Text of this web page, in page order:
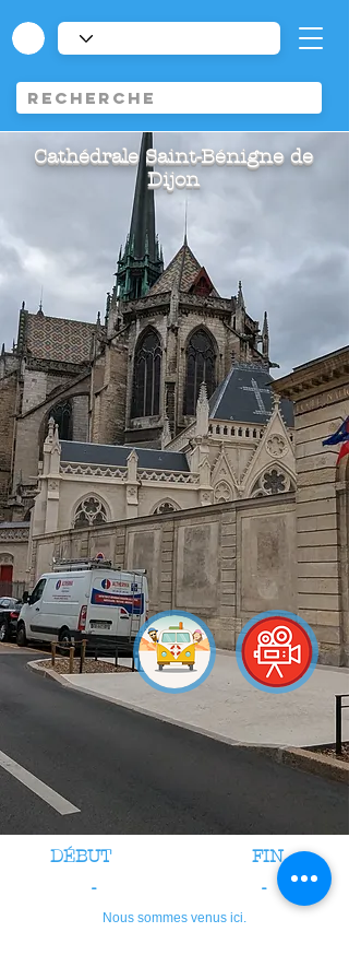
Cathédrale Saint-Bénigne de
Dijon
DÉBUT
-
FIN
-
Nous sommes venus ici.